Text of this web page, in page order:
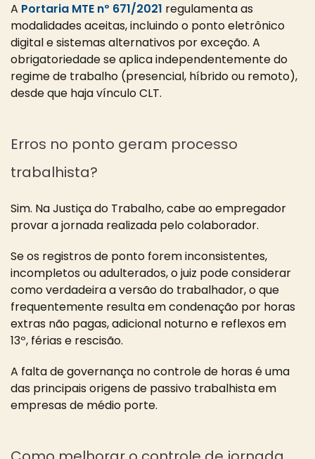
A Portaria MTE nº 671/2021 regulamenta as
modalidades aceitas, incluindo o ponto eletrônico
digital e sistemas alternativos por exceção. A
obrigatoriedade se aplica independentemente do
regime de trabalho (presencial, híbrido ou remoto),
desde que haja vínculo CLT.
Erros no ponto geram processo
trabalhista?
Sim. Na Justiça do Trabalho, cabe ao empregador
provar a jornada realizada pelo colaborador.
Se os registros de ponto forem inconsistentes,
incompletos ou adulterados, o juiz pode considerar
como verdadeira a versão do trabalhador, o que
frequentemente resulta em condenação por horas
extras não pagas, adicional noturno e reflexos em
13º, férias e rescisão.
A falta de governança no controle de horas é uma
das principais origens de passivo trabalhista em
empresas de médio porte.